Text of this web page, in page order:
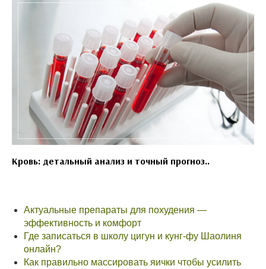
Кровь: детальный анализ и точный прогноз..
Актуальные препараты для похудения —
эффективность и комфорт
Где записаться в школу цигун и кунг-фу Шаолиня
онлайн?
Как правильно массировать яички чтобы усилить